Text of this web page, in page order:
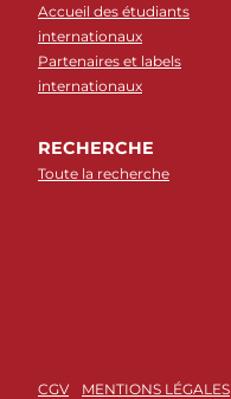
Accueil des étudiants
internationaux
Partenaires et labels
internationaux
RECHERCHE
Toute la recherche
CGV MENTIONS LÉGALES